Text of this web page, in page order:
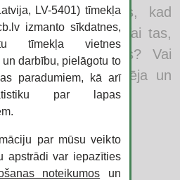
Kā rīkoties, kad
ar atriebes kāri? Vai tas,
reiz zaudētais? Vai
kurš tevi mīlēja un
LV-5401) tīmekļa
izmanto sīkdatnes,
tīmekļa vietnes
darbību, pielāgotu to
paradumiem, kā arī
par lapas
par mūsu veikto
apstrādi var iepazīties
noteikumos un